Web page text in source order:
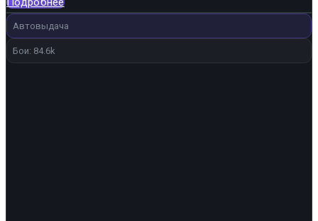
4
260 ₽.
Автовыдача
Бои: 84.6k